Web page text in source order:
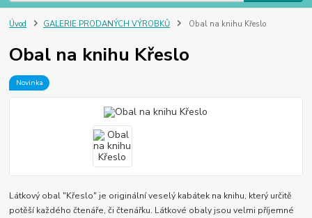
Úvod GALERIE PRODANÝCH VÝROBKŮ Obal na knihu Křeslo
Obal na knihu Křeslo
Novinka
Látkový obal "Křeslo" je originální veselý kabátek na knihu, který určitě
potěší každého čtenáře, či čtenářku. Látkové obaly jsou velmi příjemné